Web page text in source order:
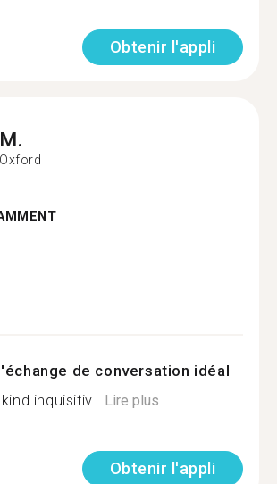
Obtenir l'appli
M.
Oxford
de conversation idéal
inquisitiv...Lire plus
Obtenir l'appli